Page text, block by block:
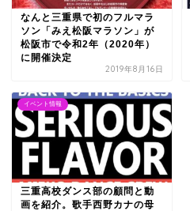
なんと三重県で初のフルマラ
ソン「みえ松阪マラソン」が
松阪市で令和2年（2020年）
に開催決定
2019年8月16日
イベント情報
三重高校ダンス部の顧問と動
画を紹介。歌手西野カナの母